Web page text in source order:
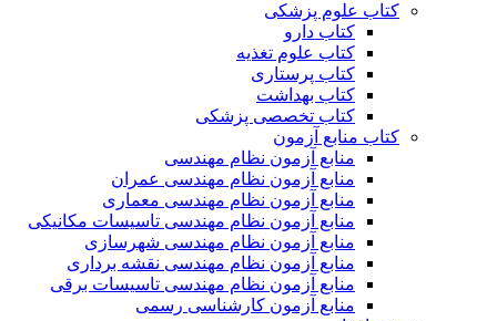
کتاب علوم پزشکی
کتاب دارو
کتاب علوم تغذیه
کتاب پرستاری
کتاب بهداشت
کتاب تخصصی پزشکی
کتاب منابع آزمون
منابع آزمون نظام مهندسی
منابع آزمون نظام مهندسی عمران
منابع آزمون نظام مهندسی معماری
منابع آزمون نظام مهندسی تاسیسات مکانیکی
منابع آزمون نظام مهندسی شهرسازی
منابع آزمون نظام مهندسی نقشه برداری
منابع آزمون نظام مهندسی تاسیسات برقی
منابع آزمون کارشناسی رسمی